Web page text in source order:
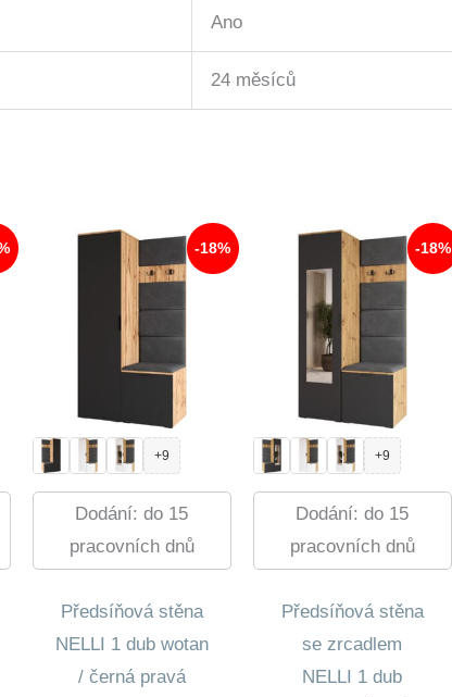
Ano
24 měsíců
-18%
+9
Dodání: do 15
pracovních dnů
Předsíňová stěna
NELLI 1 dub wotan
/ černá pravá
-18%
+9
Dodání: do 15
pracovních dnů
Předsíňová stěna
se zrcadlem
NELLI 1 dub